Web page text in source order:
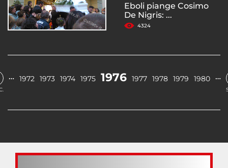
Eboli piange Cosimo
De Nigris: ...
4324
… 1972 1973 1974 1975 1976 1977 1978 1979 1980 …